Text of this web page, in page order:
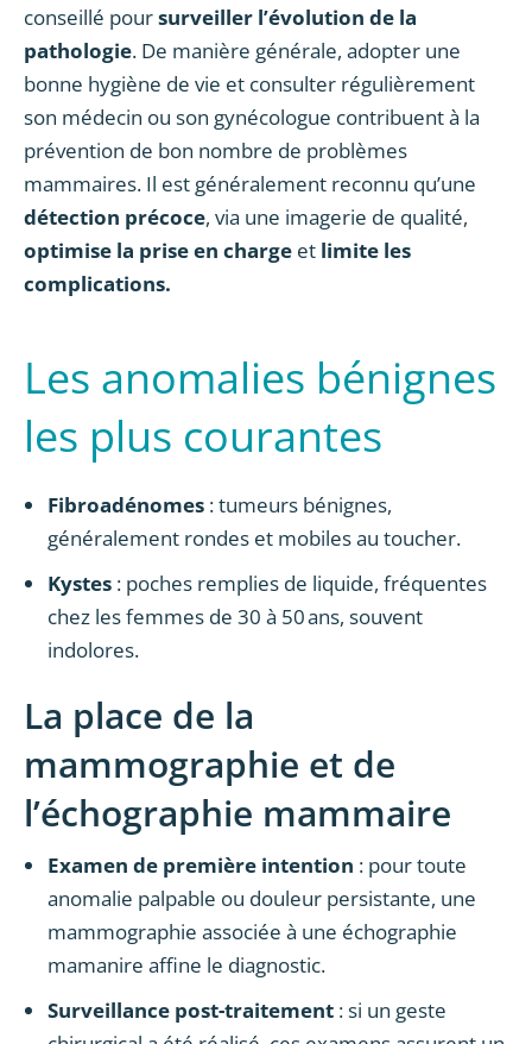
conseillé poursurveiller l’évolution de la
pathologie. De manière générale, adopter une
bonne hygiène de vie et consulter régulièrement
son médecin ou son gynécologue contribuent à la
prévention de bon nombre de problèmes
mammaires. Il est généralement reconnu qu’une
détection précoce, via une imagerie de qualité,
optimise la prise en charge et limite les
complications.
Les anomalies bénignes
les plus courantes
Fibroadénomes : tumeurs bénignes,
généralement rondes et mobiles au toucher.
Kystes : poches remplies de liquide, fréquentes
chez les femmes de 30 à 50 ans, souvent
indolores.
La place de la
mammographie et de
l’échographie mammaire
Examen de première intention : pour toute
anomalie palpable ou douleur persistante, une
mammographie associée à une échographie
mamanire affine le diagnostic.
Surveillance post-traitement : si un geste